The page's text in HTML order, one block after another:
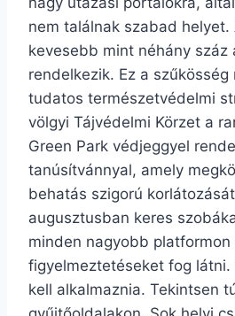
nem találnak szabad helyet.
kevesebb mint néhány száz
rendelkezik. Ez a
tudatos természetvédelmi
völgyi Tájvédelmi Körzet a
Green Park védjeggyel
tanúsítvánnyal, amely
behatás szigorú
augusztusban keres
minden nagyobb platformon
figyelmeztetéseket fog
kell alkalmaznia. Tekintsen